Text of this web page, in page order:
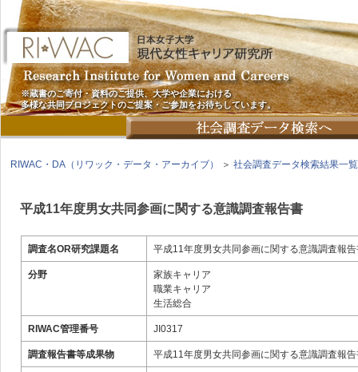
※蔵書のご寄付・資料のご提供、大学や企業における
多様な共同プロジェクトのご提案・ご参加をお待ちしています。
RIWAC・DA（リワック・データ・アーカイブ） ＞ 社会調査データ検索結果一覧
平成11年度男女共同参画に関する意識調査報告書
調査名OR研究課題名 平成11年度男女共同参画に関する意識調査報告
分野
家族キャリア
職業キャリア
生活総合
RIWAC管理番号 JI0317
調査報告書等成果物 平成11年度男女共同参画に関する意識調査報告